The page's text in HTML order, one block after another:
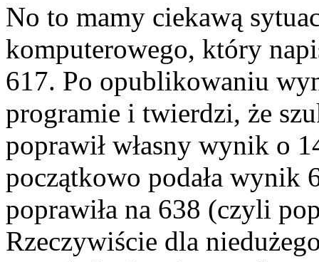
No to mamy ciekawą
komputerowego, który
617. Po opublikowaniu
programie i twierdzi, że
poprawił własny wynik o
początkowo podała wynik
poprawiła na 638 (czyli
Rzeczywiście dla